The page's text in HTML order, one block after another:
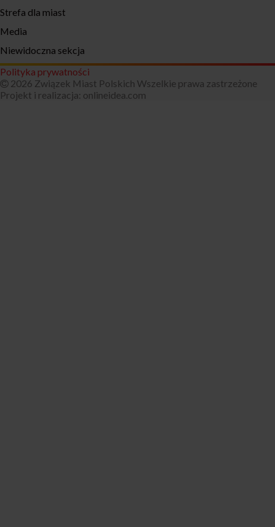
Strefa dla miast
Media
Niewidoczna sekcja
Polityka prywatności
2026 Związek Miast Polskich Wszelkie prawa zastrzeżone
Projekt i realizacja: onlineidea.com